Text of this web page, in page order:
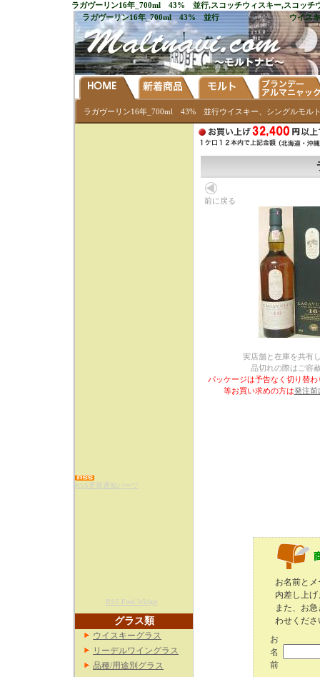
ラガヴーリン16年_700ml 43% 並行,スコッチウィスキー,スコッチ
ラガヴーリン16年_700ml 43% 並行
ウイス
ラガヴーリン16年_700ml 43% 並行ウイスキー、シングルモル
RSS更新通知パーツ
RSS Feed Widget
グラス類
ウイスキーグラス
リーデルワイングラス
品種/用途別グラス
前に戻る
実店舗と在庫を共有
品切れの際はご容
パッケージは予告なく切り替
等お買い求めの方は発注前
お名前と
内差し上
また、お
わせくださ
お
名
前